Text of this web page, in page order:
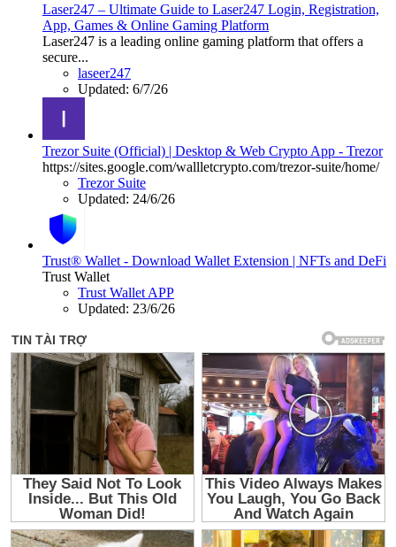
Laser247 – Ultimate Guide to Laser247 Login, Registration,
App, Games & Online Gaming Platform
Laser247 is a leading online gaming platform that offers a
secure...
laseer247
Updated: 6/7/26
Trezor Suite (Official) | Desktop & Web Crypto App - Trezor
https://sites.google.com/wallletcrypto.com/trezor-suite/home/
Trezor Suite
Updated: 24/6/26
Trust® Wallet - Download Wallet Extension | NFTs and DeFi
Trust Wallet
Trust Wallet APP
Updated: 23/6/26